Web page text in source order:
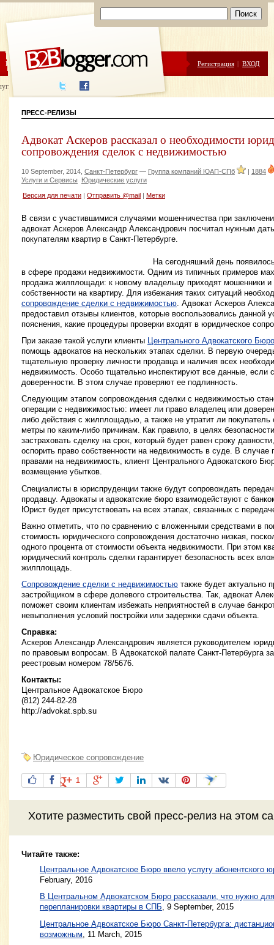
ЦЕНЫ ПОМОЩЬ Регистрация | ВХОД
написания
ПРЕСС-РЕЛИЗЫ
Адвокат Аскеров рассказал о необходимости
сопровождения сделок с недвижимостью
10 September, 2014, Санкт-Петербург — Группа компаний ЮАП-СПб | 1884
Услуги и Сервисы
Юридические услуги
Версия для печати Отправить @mail Метки
В связи с участившимися случаями мошенничества при
адвокат Аскеров Александр Александрович посчитал нужным
покупателям квартир в Санкт-Петербурге.
На сегодняшний день
в сфере продажи недвижимости. Одним из типичных примеров
продажа жилплощади: к новому владельцу приходят мошенники
собственности на квартиру. Для избежания таких ситуаций
сопровождение сделки с недвижимостью . Адвокат Аскеров
предоставил отзывы клиентов, которые воспользовались данной
пояснения, какие процедуры проверки входят в юридическое
При заказе такой услуги клиенты Центрального Адвокатского Бюро
помощь адвокатов на нескольких этапах сделки. В первую
тщательную проверку личности продавца и наличия всех
недвижимость. Особо тщательно инспектируют все данные, если
доверенности. В этом случае проверяют ее подлинность.
Следующим этапом сопровождения сделки с недвижимостью
операции с недвижимостью: имеет ли право владелец или
либо действия с жилплощадью, а также не утратит ли покупатель
метры по каким-либо причинам. Как правило, в целях
застраховать сделку на срок, который будет равен сроку
оспорить право собственности на недвижимость в суде. В случае
правами на недвижимость, клиент Центрального Адвокатского
возмещение убытков.
Специалисты в юриспруденции также будут сопровождать
продавцу. Адвокаты и адвокатские бюро взаимодействуют с
Юрист будет присутствовать на всех этапах, связанных с
Важно отметить, что по сравнению с вложенными средствами в
стоимость юридического сопровождения достаточно низкая,
одного процента от стоимости объекта недвижимости. При этом
юридический контроль сделки гарантирует безопасность всех
жилплощадь.
Сопровождение сделки с недвижимостью также будет актуально
застройщиком в сфере долевого строительства. Так, адвокат
поможет своим клиентам избежать неприятностей в случае
невыполнения условий постройки или задержки сдачи объекта.
Справка:
Аскеров Александр Александрович является руководителем
по правовым вопросам. В Адвокатской палате Санкт-Петербурга
реестровым номером 78/5676.
Контакты:
Центральное Адвокатское Бюро
(812) 244-82-28
http://advokat.spb.su
Юридическое сопровождение
1
Хотите разместить свой пресс-релиз на этом
Читайте также:
Центральное Адвокатское Бюро ввело услугу абонентского
February, 2016
В Центральном Адвокатском Бюро рассказали, что нужно
перепланировки квартиры в СПБ, 9 September, 2015
Центральное Адвокатское Бюро Санкт-Петербурга:
возможным
11 March, 2015